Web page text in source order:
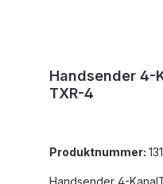
Handsender 4-
TXR-4
Produktnummer: